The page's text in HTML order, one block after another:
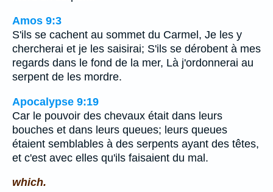
Amos 9:3
S'ils se cachent au sommet du Carmel, Je les y
chercherai et je les saisirai; S'ils se dérobent à mes
regards dans le fond de la mer, Là j'ordonnerai au
serpent de les mordre.
Apocalypse 9:19
Car le pouvoir des chevaux était dans leurs
bouches et dans leurs queues; leurs queues
étaient semblables à des serpents ayant des têtes,
et c'est avec elles qu'ils faisaient du mal.
which.